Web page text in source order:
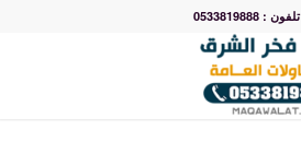
تلفون : 0533819888